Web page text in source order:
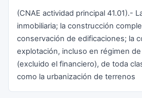
(CNAE actividad principal 41.01).-
inmobiliaria; la construcción
conservación de edificaciones; la
explotación, incluso en régimen
(excluido el financiero), de toda
como la urbanización de terrenos